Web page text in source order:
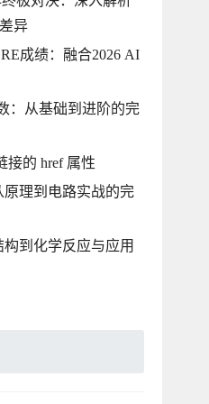
异
成绩：融合2026 AI
：从基础到进阶的完
接的 href 属性
理到电路实战的完
到化学反应与应用